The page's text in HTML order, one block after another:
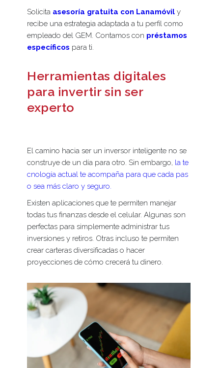
Solicita asesoría gratuita con Lanamóvil y
recibe una estrategia adaptada a tu perfil como
empleado del GEM. Contamos con préstamos
específicos para ti.
Herramientas digitales
para invertir sin ser
experto
El camino hacia ser un inversor inteligente no se
construye de un día para otro. Sin embargo, la te
cnología actual te acompaña para que cada pas
o sea más claro y seguro.
Existen aplicaciones que te permiten manejar
todas tus finanzas desde el celular. Algunas son
perfectas para simplemente administrar tus
inversiones y retiros. Otras incluso te permiten
crear carteras diversificadas o hacer
proyecciones de cómo crecerá tu dinero.